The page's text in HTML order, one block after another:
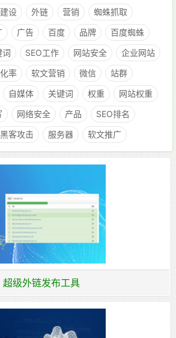
设 外链 营销
蜘蛛抓取
广告 百度 品牌
百度蜘蛛
词 SEO工作 网站安全
企业网站
率 软文营销 微信
站群
自媒体 关键词 权重
网站权重
网络安全 产品
SEO排名
黑客攻击 服务器 软文推广
超级外链发布工具